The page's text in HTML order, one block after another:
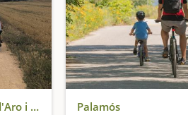
Castell d'Aro, Platja d'Aro i S'Agaró
Palamós